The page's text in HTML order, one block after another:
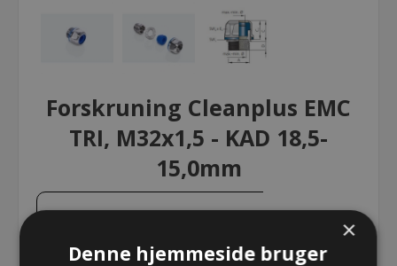
Forskruning Cleanplus EMC
TRI, M32x1,5 - KAD 18,5-
15,0mm
Forskruning Cleanplus EMC TRI,
×
Denne hjemmeside bruger